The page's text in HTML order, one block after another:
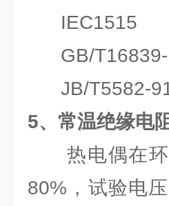
IEC1515
GB/T16839-
JB/T5582-
5、常温绝缘电阻
热电偶在环
80%，试验电